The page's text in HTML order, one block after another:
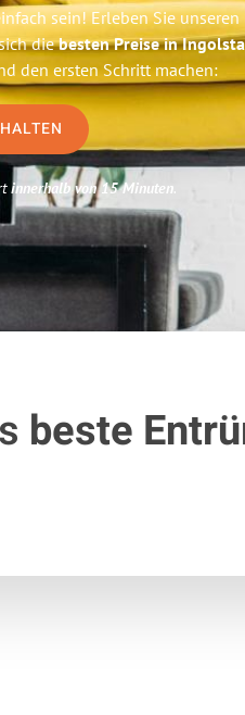
sein! Erleben Sie unseren
diebesten Preise in
den ersten Schritt machen:
innerhalb von 15 Minuten.
beste